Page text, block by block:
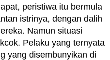
peristiwa itu bermula
istrinya, dengan dalih
Namun situasi
Pelaku yang ternyata
yang disembunyikan di